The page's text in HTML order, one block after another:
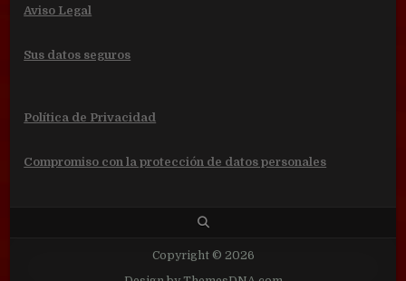
Aviso Legal
Sus datos seguros
Política de Privacidad
Compromiso con la protección de datos personales
Copyright © 2026